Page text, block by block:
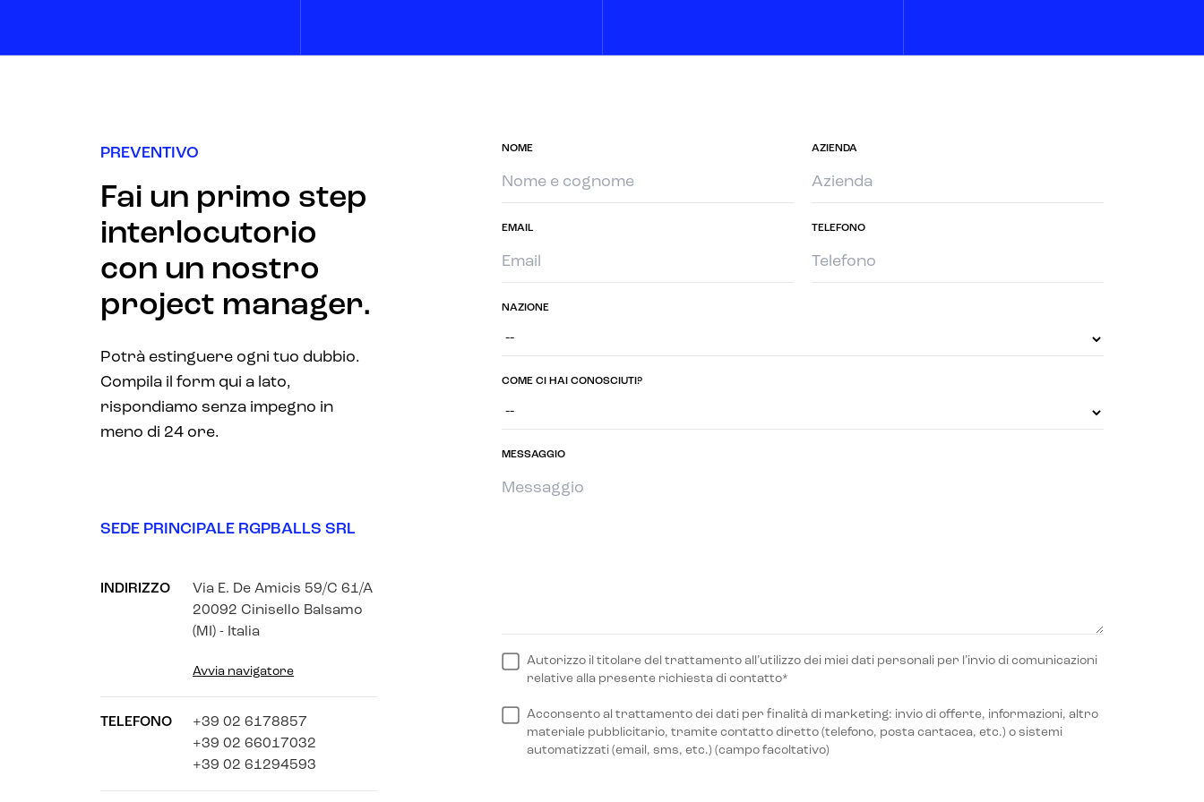
PREVENTIVO
Fai un primo step
interlocutorio
con un nostro
project manager.
Potrà estinguere ogni tuo dubbio.
Compila il form qui a lato,
rispondiamo senza impegno in
meno di 24 ore.
SEDE PRINCIPALE RGPBALLS SRL
INDIRIZZO
Via E. De Amicis 59/C 61/A
20092 Cinisello Balsamo
(MI) - Italia
Avvia navigatore
TELEFONO
+39 02 6178857
+39 02 66017032
+39 02 61294593
NOME AZIENDA
EMAIL TELEFONO
NAZIONE
COME CI HAI CONOSCIUTI?
MESSAGGIO
Autorizzo il titolare del trattamento all’utilizzo dei miei dati personali per l’invio di comunicazioni
relative alla presente richiesta di contatto*
Acconsento al trattamento dei dati per finalità di marketing: invio di offerte, informazioni, altro
materiale pubblicitario, tramite contatto diretto (telefono, posta cartacea, etc.) o sistemi
automatizzati (email, sms, etc.) (campo facoltativo)